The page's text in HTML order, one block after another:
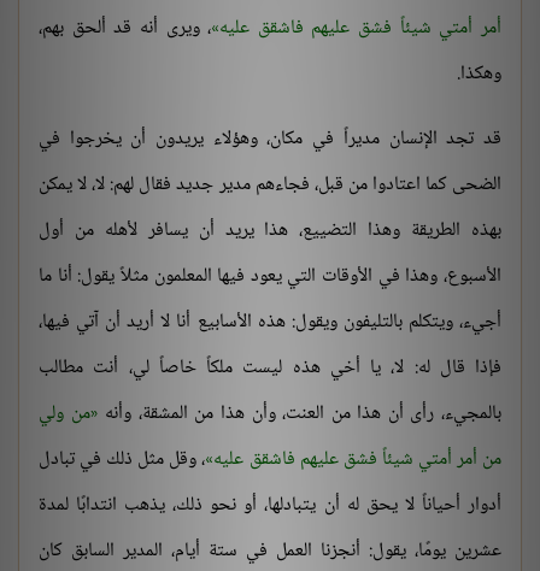
أمر أمتي شيئاً فشق عليهم فاشقق عليه ، ويرى أنه قد ألحق بهم،
وهكذا.
قد تجد الإنسان مديراً في مكان، وهؤلاء يريدون أن يخرجوا في
الضحى كما اعتادوا من قبل، فجاءهم مدير جديد فقال لهم: لا، لا يمكن
بهذه الطريقة وهذا التضييع، هذا يريد أن يسافر لأهله من أول
الأسبوع، وهذا في الأوقات التي يعود فيها المعلمون مثلاً يقول: أنا ما
أجيء، ويتكلم بالتليفون ويقول: هذه الأسابيع أنا لا أريد أن آتي فيها،
فإذا قال له: لا، يا أخي هذه ليست ملكاً خاصاً لي، أنت مطالب
بالمجيء، رأى أن هذا من العنت، وأن هذا من المشقة، وأنه من ولي
من أمر أمتي شيئاً فشق عليهم فاشقق عليه ، وقل مثل ذلك في تبادل
أدوار أحياناً لا يحق له أن يتبادلها، أو نحو ذلك، يذهب انتدابًا لمدة
عشرين يومًا، يقول: أنجزنا العمل في ستة أيام، المدير السابق كان